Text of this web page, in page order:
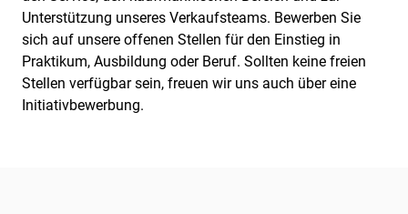
Unterstützung unseres Verkaufsteams. Bewerben Sie
sich auf unsere offenen Stellen für den Einstieg in
Praktikum, Ausbildung oder Beruf. Sollten keine freien
Stellen verfügbar sein, freuen wir uns auch über eine
Initiativbewerbung.